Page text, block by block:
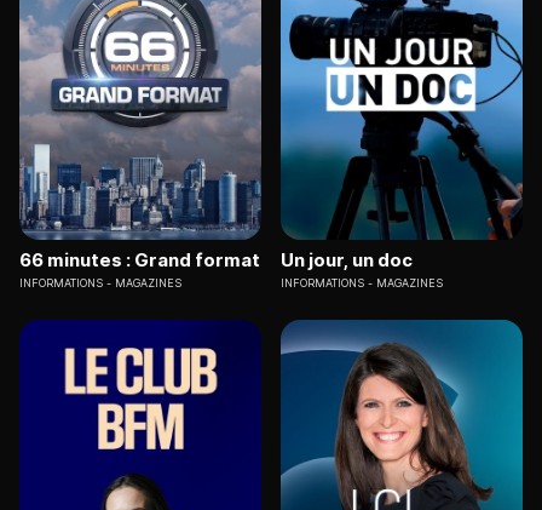
66 minutes : Grand format
INFORMATIONS MAGAZINES
Un jour, un doc
INFORMATIONS MAGAZINES